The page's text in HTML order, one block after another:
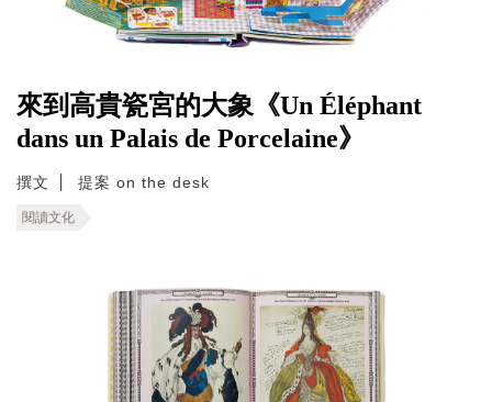
來到高貴瓷宮的大象《Un Éléphant
dans un Palais de Porcelaine》
撰文 提案 on the desk
閱讀文化